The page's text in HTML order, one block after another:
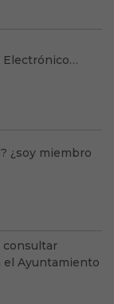
Electrónico…
¿soy miembro
consultar
el Ayuntamiento